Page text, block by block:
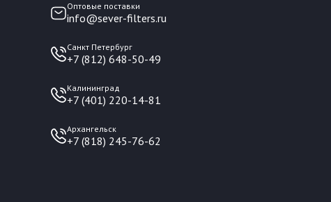
Оптовые поставки
info@sever-filters.ru
Санкт Петербург
+7 (812) 648-50-49
Калининград
+7 (401) 220-14-81
Архангельск
+7 (818) 245-76-62